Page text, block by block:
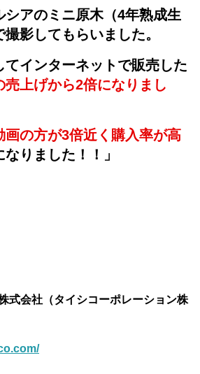
シアのミニ原木（4年熟成生
影してもらいました。
てインターネットで販売した
売上げから2倍になりまし
画の方が3倍近く購入率が高
りました！！」
式会社（タイシコーポレーション株